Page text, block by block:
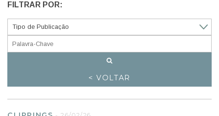
FILTRAR POR:
< VOLTAR